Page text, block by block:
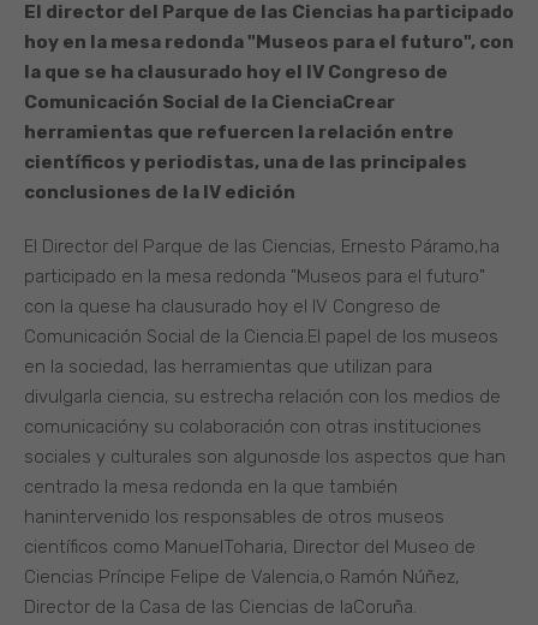
El director del Parque de las Ciencias ha participado
hoy en la mesa redonda "Museos para el futuro", con
la que se ha clausurado hoy el IV Congreso de
Comunicación Social de la CienciaCrear
herramientas que refuercen la relación entre
científicos y periodistas, una de las principales
conclusiones de la IV edición
El Director del Parque de las Ciencias, Ernesto Páramo,ha
participado en la mesa redonda "Museos para el futuro"
con la quese ha clausurado hoy el IV Congreso de
Comunicación Social de la Ciencia.El papel de los museos
en la sociedad, las herramientas que utilizan para
divulgarla ciencia, su estrecha relación con los medios de
comunicacióny su colaboración con otras instituciones
sociales y culturales son algunosde los aspectos que han
centrado la mesa redonda en la que también
hanintervenido los responsables de otros museos
científicos como ManuelToharia, Director del Museo de
Ciencias Príncipe Felipe de Valencia,o Ramón Núñez,
Director de la Casa de las Ciencias de laCoruña.